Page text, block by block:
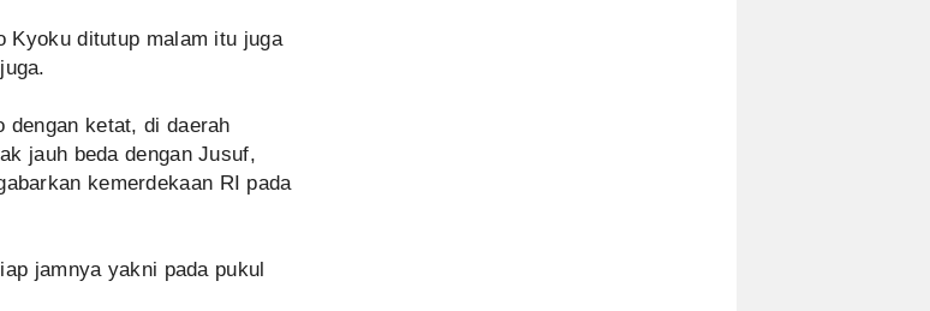
Kyoku ditutup malam itu juga
dengan ketat, di daerah
jauh beda dengan Jusuf,
kemerdekaan RI pada
jamnya yakni pada pukul